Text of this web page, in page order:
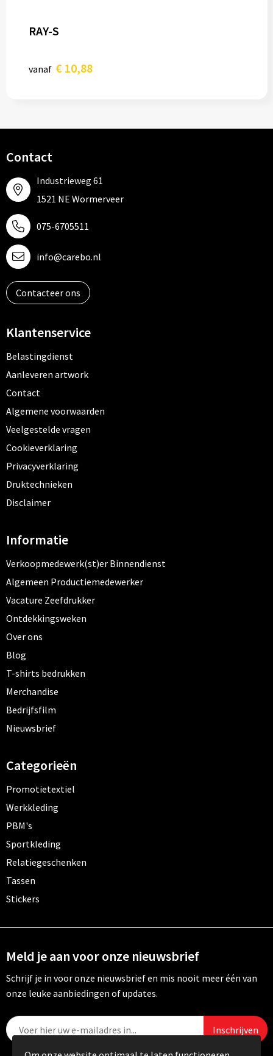
RAY-S
vanaf € 10,88
Contact
Industrieweg 61
1521 NE Wormerveer
075-6705511
info@carebo.nl
Contacteer ons
Klantenservice
Belastingdienst
Aanleveren artwork
Contact
Algemene voorwaarden
Veelgestelde vragen
Cookieverklaring
Privacyverklaring
Druktechnieken
Disclaimer
Informatie
Verkoopmedewerk(st)er Binnendienst
Algemeen Productiemedewerker
Vacature Zeefdrukker
Ontdekkingsweken
Over ons
Blog
T-shirts bedrukken
Merchandise
Bedrijfsfilm
Nieuwsbrief
Categorieën
Promotietextiel
Werkkleding
PBM's
Sportkleding
Relatiegeschenken
Tassen
Stickers
Meld je aan voor onze nieuwsbrief
Schrijf je in voor onze nieuwsbrief en mis nooit meer één van
onze leuke aanbiedingen of updates.